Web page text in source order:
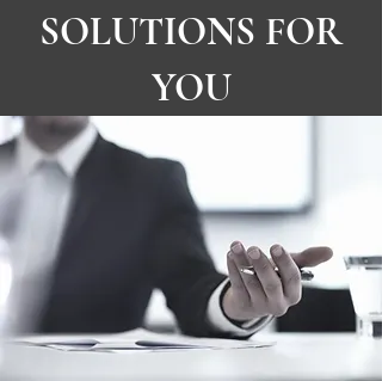
SOLUTIONS FOR
YOU